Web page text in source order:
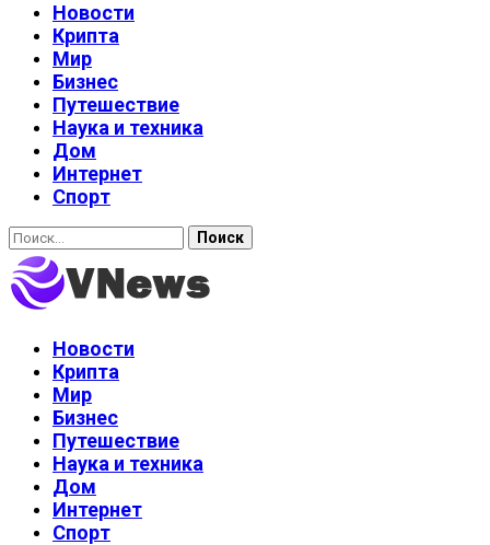
Новости
Крипта
Мир
Бизнес
Путешествие
Наука и техника
Дом
Интернет
Спорт
Найти:
Новости
Крипта
Мир
Бизнес
Путешествие
Наука и техника
Дом
Интернет
Спорт